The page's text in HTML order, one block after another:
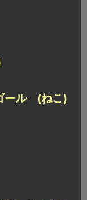
ール (ねこ)